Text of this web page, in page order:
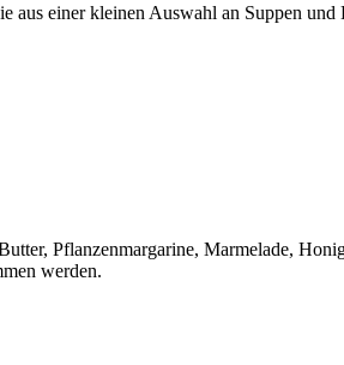
aus einer kleinen Auswahl an Suppen und
Pflanzenmargarine, Marmelade,
werden.